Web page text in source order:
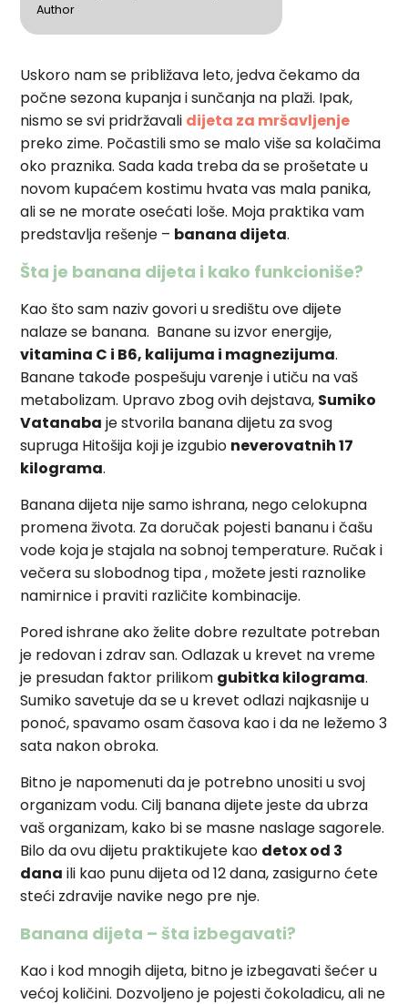
Author
Uskoro nam se približava leto, jedva čekamo da
počne sezona kupanja i sunčanja na plaži. Ipak,
nismo se svi pridržavali dijeta za mršavljenje
preko zime. Počastili smo se malo više sa kolačima
oko praznika. Sada kada treba da se prošetate u
novom kupaćem kostimu hvata vas mala panika,
ali se ne morate osećati loše. Moja praktika vam
predstavlja rešenje – banana dijeta.
Šta je banana dijeta i kako funkcioniše?
Kao što sam naziv govori u središtu ove dijete
nalaze se banana. Banane su izvor energije,
vitamina C i B6, kalijuma i magnezijuma.
Banane takođe pospešuju varenje i utiču na vaš
metabolizam. Upravo zbog ovih dejstava, Sumiko
Vatanaba je stvorila banana dijetu za svog
supruga Hitošija koji je izgubio neverovatnih 17
kilograma.
Banana dijeta nije samo ishrana, nego celokupna
promena života. Za doručak pojesti bananu i čašu
vode koja je stajala na sobnoj temperature. Ručak i
večera su slobodnog tipa , možete jesti raznolike
namirnice i praviti različite kombinacije.
Pored ishrane ako želite dobre rezultate potreban
je redovan i zdrav san. Odlazak u krevet na vreme
je presudan faktor prilikom gubitka kilograma.
Sumiko savetuje da se u krevet odlazi najkasnije u
ponoć, spavamo osam časova kao i da ne ležemo 3
sata nakon obroka.
Bitno je napomenuti da je potrebno unositi u svoj
organizam vodu. Cilj banana dijete jeste da ubrza
vaš organizam, kako bi se masne naslage sagorele.
Bilo da ovu dijetu praktikujete kao detox od 3
dana ili kao punu dijeta od 12 dana, zasigurno ćete
steći zdravije navike nego pre nje.
Banana dijeta – šta izbegavati?
Kao i kod mnogih dijeta, bitno je izbegavati šećer u
većoj količini. Dozvoljeno je pojesti čokoladicu, ali ne